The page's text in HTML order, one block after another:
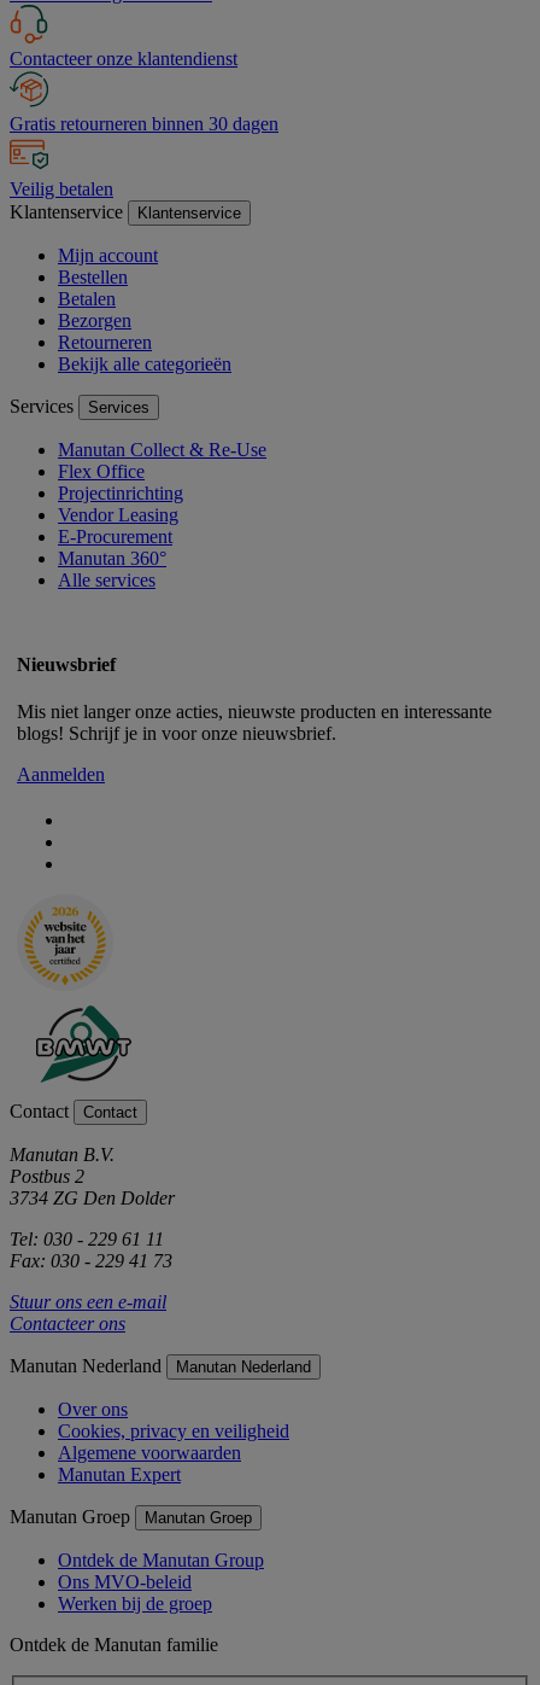
Contacteer onze klantendienst
Gratis retourneren binnen 30 dagen
Veilig betalen
Klantenservice
Klantenservice
Mijn account
Bestellen
Betalen
Bezorgen
Retourneren
Bekijk alle categorieën
Services Services
Manutan Collect & Re-Use
Flex Office
Projectinrichting
Vendor Leasing
E-Procurement
Manutan 360°
Alle services
Nieuwsbrief
Mis niet langer onze acties, nieuwste producten en interessante
blogs! Schrijf je in voor onze nieuwsbrief.
Aanmelden
Contact Contact
Manutan B.V.
Postbus 2
3734 ZG Den Dolder
Tel: 030 - 229 61 11
Fax: 030 - 229 41 73
Stuur ons een e-mail
Contacteer ons
Manutan Nederland Manutan Nederland
Over ons
Cookies, privacy en veiligheid
Algemene voorwaarden
Manutan Expert
Manutan Groep Manutan Groep
Ontdek de Manutan Group
Ons MVO-beleid
Werken bij de groep
Ontdek de Manutan familie